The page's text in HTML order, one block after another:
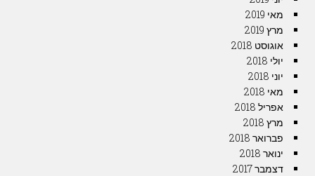
מאי 2019
מרץ 2019
אוגוסט 2018
יולי 2018
יוני 2018
מאי 2018
אפריל 2018
מרץ 2018
פברואר 2018
ינואר 2018
דצמבר 2017